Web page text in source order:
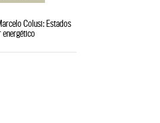
Colusi: Estados
energético